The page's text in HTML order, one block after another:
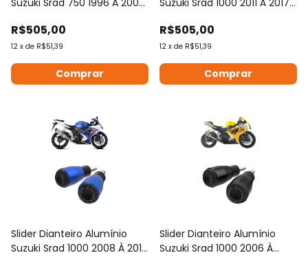
R$505,00
12 x de R$51,39
Comprar
R$505,00
12 x de R$51,39
Comprar
Slider Dianteiro Alumínio
Suzuki Srad 1000 2008 À 2010
Slider Dianteiro Alumínio
Suzuki Srad 1000 2006 À